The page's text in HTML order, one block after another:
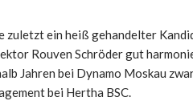
zuletzt ein heiß gehandelter
Rouven Schröder gut
Jahren bei Dynamo Moskau
bei Hertha BSC.